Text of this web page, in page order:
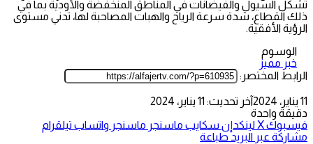
تشكل السيول والفيضانات في المناطق المنخفضة والأودية بما في
ذلك القطاع، شدة سرعة الرياح والهبات المصاحبة لها، تدني مستوى
الرؤية الأفقية.
الوسوم
خبر مميز
الرابط المختصر:
11 يناير، 2024
آخر تحديث: 11 يناير، 2024
دقيقة واحدة
فيسبوك‫Xلينكدإن سكايب ماسنجر ماسنجر واتساب تيلقرام
مشاركة عبر البريد طباعة